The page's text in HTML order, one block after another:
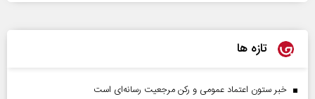
تازه ها
خبر ستون اعتماد عمومی و رکن مرجعیت رسانه‌ای است